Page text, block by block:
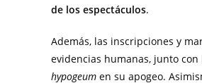
de los espectáculos.
Además, las inscripciones y
evidencias humanas, junto
hypogeum en su apogeo.